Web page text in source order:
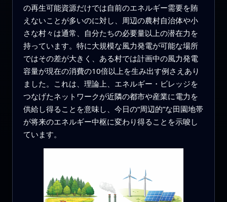
の再生可能資源だけでは自前のエネルギー需要を賄
えないことが多いのに対し、周辺の農村自治体や小
さな村々は通常、自分たちの必要量以上の潜在力を
持っています。特に大規模な風力発電が可能な場所
ではその差が大きく、ある村では計画中の風力発電
容量が現在の消費の10倍以上を生み出す例さえあり
ました。これは、理論上、エネルギー・ビレッジを
つなげたネットワークが近隣の都市や産業に電力を
供給し得ることを意味し、今日の“周辺的”な田園地帯
が将来のエネルギー中枢に変わり得ることを示唆し
ています。